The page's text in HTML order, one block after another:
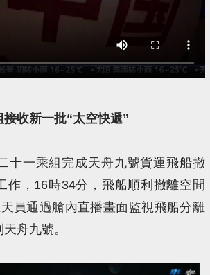
收新一批“太空快遞”
十一乘組完成天舟九號貨運飛船撤
作，16時34分，飛船順利撤離空間
員通過艙內直播畫面監視飛船分離
舟九號。